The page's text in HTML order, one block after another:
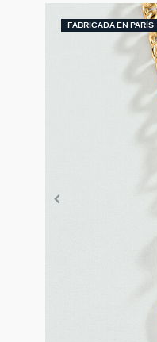
FABRICADA EN PARÍS